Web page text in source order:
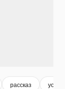
рассказ